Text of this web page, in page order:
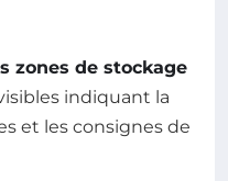
zones de stockage
indiquant la
et les consignes de